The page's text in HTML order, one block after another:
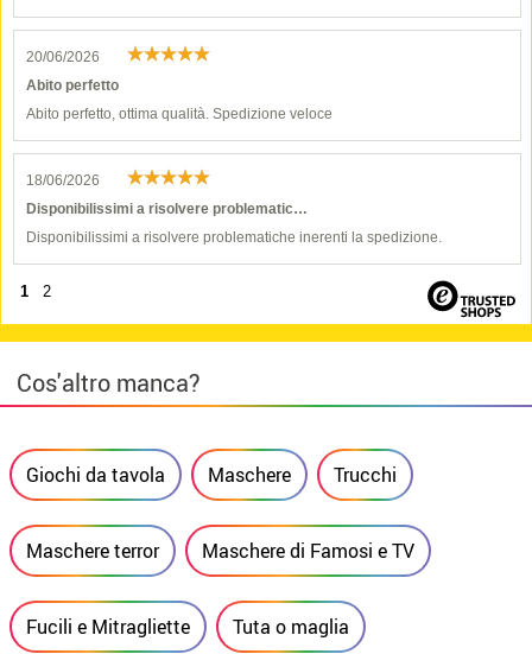
20/06/2026
Abito perfetto
Abito perfetto, ottima qualità. Spedizione veloce
18/06/2026
Disponibilissimi a risolvere problematic…
Disponibilissimi a risolvere problematiche inerenti la spedizione.
1 2
Cos'altro manca?
Giochi da tavola Maschere Trucchi
Maschere terror Maschere di Famosi e TV
Fucili e Mitragliette Tuta o maglia